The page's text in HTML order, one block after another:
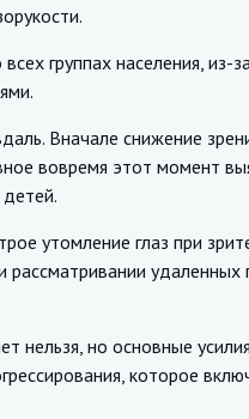
группах населения, из-
Вначале снижение
вовремя этот момент
утомление глаз при
рассматривании
но основные
которое